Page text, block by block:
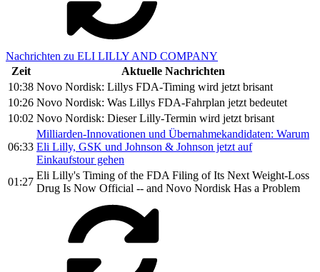
Nachrichten zu ELI LILLY AND COMPANY
Zeit
Aktuelle Nachrichten
10:38 Novo Nordisk: Lillys FDA-Timing wird jetzt brisant
10:26 Novo Nordisk: Was Lillys FDA-Fahrplan jetzt bedeutet
10:02 Novo Nordisk: Dieser Lilly-Termin wird jetzt brisant
06:33
Milliarden-Innovationen und Übernahmekandidaten: Warum
Eli Lilly, GSK und Johnson & Johnson jetzt auf
Einkaufstour gehen
01:27
Eli Lilly's Timing of the FDA Filing of Its Next Weight-Loss
Drug Is Now Official -- and Novo Nordisk Has a Problem